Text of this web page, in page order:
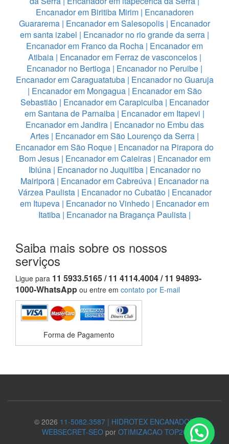
Encanador em Biritiba Mirim| Encanadoren
Guararema | Encanador em Salesopolis | Encanador
em santa izabel | Encanador no rio grande da serra |
Encanador em Franco da Rocha | Encanador em
Atibaia| Encanador em Ferraz de vasconcelos|
Encanador no Bertioga | Encanador no Peruibe |
Encanador em Caraguatatuba| Encanador no Guaruja
| Encanador em Mongagua| Encanador em São
Sebastião| Encanador em Carapicuiba| Encanador
em Santana de Parnaiba | Encanador em Itapevi |
Encanador em Jandira| Encanador no Embu das
Artes | Encanador em São Lourenço da Serra |
Encanador em São Roque | Encanador na Pirapora do
Bom Jesus| Encanador em Caieiras| Encanador em
Ibiúna| Encanador no Juquitiba| Encanador no
Mairiporã| Encanador em Cabreúva| Encanador na
Várzea Paulista| Encanador no Cubatão| Encanador
em Itupeva | Encanador no Vinhedo | Encanador em
Itatiba | Encanador na Bragança Paulista |
Saiba mais sobre os nossos
serviços
Ligue para 11 5933.5165 / 11 4114.4004 / 11 94893-
1000-WhatsApp ou entre em contato por E-mail
Forma de Pagamento
© 2026 11-5082.3587 | HIDROTEX ENCANADOR
WEBSECRET-SEO por OTIMIZACAO TOP20